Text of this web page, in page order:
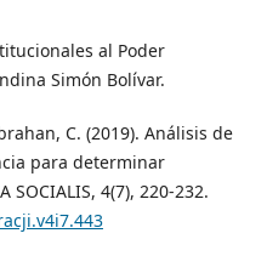
al Poder
Simón Bolívar.
C. (2019). Análisis de
para determinar
4(7), 220-232.